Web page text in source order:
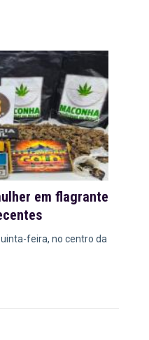
em flagrante
feira, no centro da